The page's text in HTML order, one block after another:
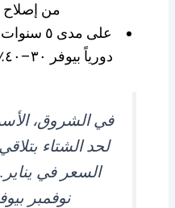
من
على مدى
دورياً بيوفر ٣٠–٤٠٪ مقارنة باللي بيستنى العطل.
في الشروق،
لحد الشتاء
السعر في
نوفمبر